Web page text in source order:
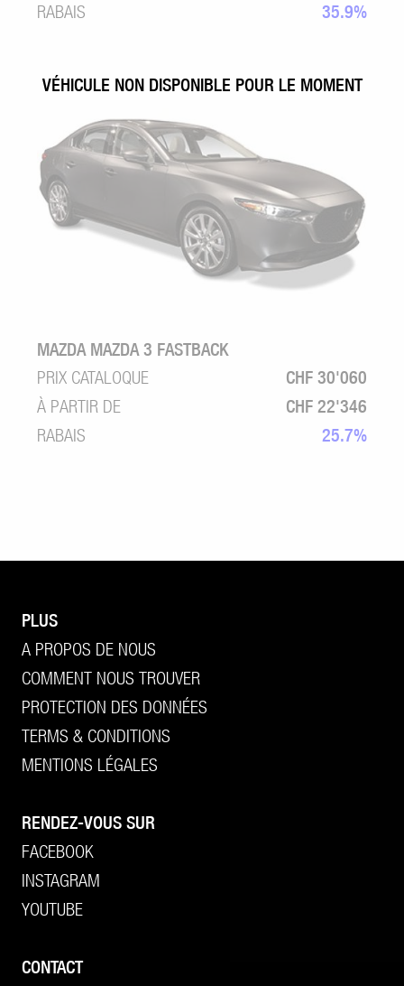
RABAIS
35.9%
VÉHICULE NON DISPONIBLE POUR LE MOMENT
MAZDA MAZDA 3 FASTBACK
PRIX CATALOQUE
CHF 30'060
À PARTIR DE
CHF 22'346
RABAIS
25.7%
PLUS
A PROPOS DE NOUS
COMMENT NOUS TROUVER
PROTECTION DES DONNÉES
TERMS & CONDITIONS
MENTIONS LÉGALES
RENDEZ-VOUS SUR
FACEBOOK
INSTAGRAM
YOUTUBE
CONTACT